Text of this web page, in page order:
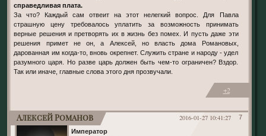
справедливая плата.
За что? Каждый сам отвеит на этот нелегкий вопрос. Для Павла
страшную цену требовалось уплатить за возможность принимать
верные решения и претворять их в жизнь без помех. И пусть даже эти
решения примет не он, а Алексей, но власть дома Романовых,
дарованная им когда-то, вновь окрепнет. Служить стране и народу - удел
разумного царя. Но разве царь должен быть чем-то ограничен? Вздор.
Так или иначе, главные слова этого дня прозвучали.
+2
7
2016-01-27 10:41:27
Алексей Романов
Император